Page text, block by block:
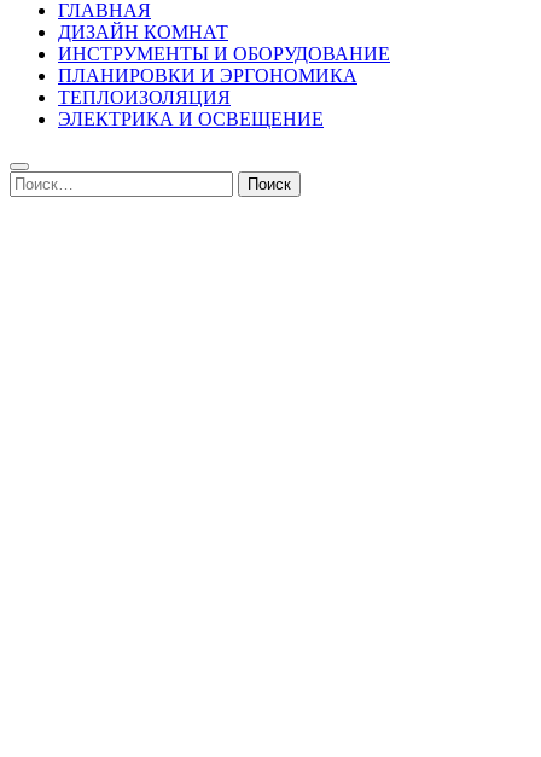
ГЛАВНАЯ
ДИЗАЙН КОМНАТ
ИНСТРУМЕНТЫ И ОБОРУДОВАНИЕ
ПЛАНИРОВКИ И ЭРГОНОМИКА
ТЕПЛОИЗОЛЯЦИЯ
ЭЛЕКТРИКА И ОСВЕЩЕНИЕ
Найти: